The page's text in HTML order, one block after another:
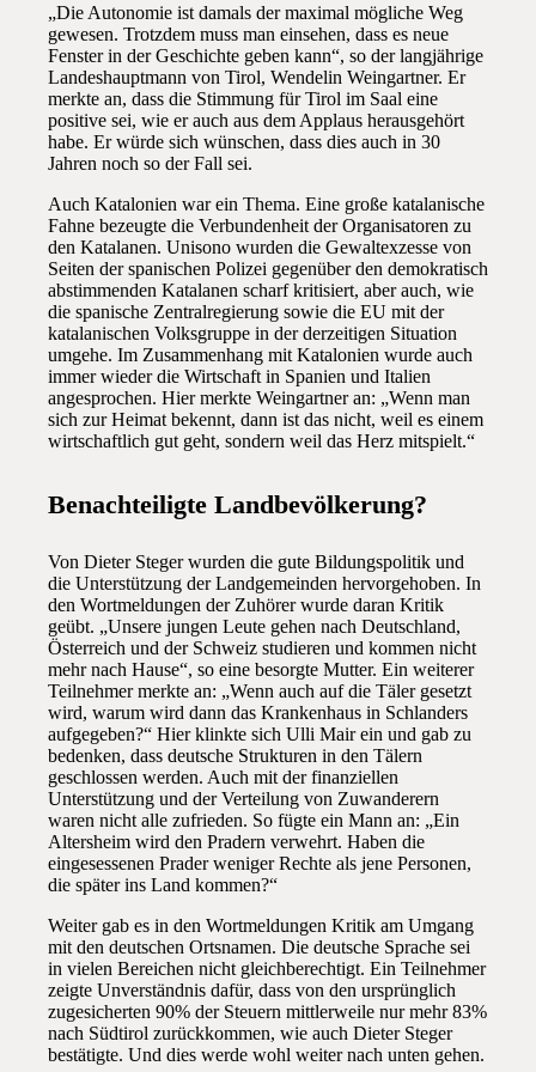
„Die Autonomie ist damals der maximal mögliche Weg
gewesen. Trotzdem muss man einsehen, dass es neue
Fenster in der Geschichte geben kann“, so der langjährige
Landeshauptmann von Tirol, Wendelin Weingartner. Er
merkte an, dass die Stimmung für Tirol im Saal eine
positive sei, wie er auch aus dem Applaus herausgehört
habe. Er würde sich wünschen, dass dies auch in 30
Jahren noch so der Fall sei.
Auch Katalonien war ein Thema. Eine große katalanische
Fahne bezeugte die Verbundenheit der Organisatoren zu
den Katalanen. Unisono wurden die Gewaltexzesse von
Seiten der spanischen Polizei gegenüber den demokratisch
abstimmenden Katalanen scharf kritisiert, aber auch, wie
die spanische Zentralregierung sowie die EU mit der
katalanischen Volksgruppe in der derzeitigen Situation
umgehe. Im Zusammenhang mit Katalonien wurde auch
immer wieder die Wirtschaft in Spanien und Italien
angesprochen. Hier merkte Weingartner an: „Wenn man
sich zur Heimat bekennt, dann ist das nicht, weil es einem
wirtschaftlich gut geht, sondern weil das Herz mitspielt.“
Benachteiligte Landbevölkerung?
Von Dieter Steger wurden die gute Bildungspolitik und
die Unterstützung der Landgemeinden hervorgehoben. In
den Wortmeldungen der Zuhörer wurde daran Kritik
geübt. „Unsere jungen Leute gehen nach Deutschland,
Österreich und der Schweiz studieren und kommen nicht
mehr nach Hause“, so eine besorgte Mutter. Ein weiterer
Teilnehmer merkte an: „Wenn auch auf die Täler gesetzt
wird, warum wird dann das Krankenhaus in Schlanders
aufgegeben?“ Hier klinkte sich Ulli Mair ein und gab zu
bedenken, dass deutsche Strukturen in den Tälern
geschlossen werden. Auch mit der finanziellen
Unterstützung und der Verteilung von Zuwanderern
waren nicht alle zufrieden. So fügte ein Mann an: „Ein
Altersheim wird den Pradern verwehrt. Haben die
eingesessenen Prader weniger Rechte als jene Personen,
die später ins Land kommen?“
Weiter gab es in den Wortmeldungen Kritik am Umgang
mit den deutschen Ortsnamen. Die deutsche Sprache sei
in vielen Bereichen nicht gleichberechtigt. Ein Teilnehmer
zeigte Unverständnis dafür, dass von den ursprünglich
zugesicherten 90% der Steuern mittlerweile nur mehr 83%
nach Südtirol zurückkommen, wie auch Dieter Steger
bestätigte. Und dies werde wohl weiter nach unten gehen.